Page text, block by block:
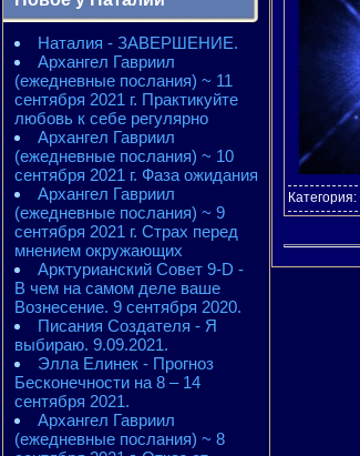
2010 - ЭНЕРГИИ года
2011 - энергии месяцев
2011 - ЭНЕРГИИ года
2012 - энергии месяцев
2012 - ЭНЕРГИИ года
2013 - энергии месяцев
2013 - ЭНЕРГИИ года
2014 - энергии месяцев
2014 - ЭНЕРГИИ года
2015 - энергии месяцев
2015 - ЭНЕРГИИ года
Наталия - ЗАВЕРШЕНИЕ.
Архангел Гавриил
(ежедневные послания) ~ 11
сентября 2021 г. Практикуйте
любовь к себе регулярно
Архангел Гавриил
(ежедневные послания) ~ 10
сентября 2021 г. Фаза ожидания
Архангел Гавриил
(ежедневные послания) ~ 9
сентября 2021 г. Страх перед
мнением окружающих
Арктурианский Совет 9-D -
В чем на самом деле ваше
Вознесение. 9 сентября 2020.
Писания Создателя - Я
выбираю. 9.09.2021.
Элла Елинек - Прогноз
Бесконечности на 8 – 14
сентября 2021.
Архангел Гавриил
(ежедневные послания) ~ 8
Категория: